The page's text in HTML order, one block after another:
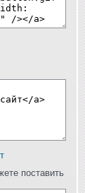
поставить